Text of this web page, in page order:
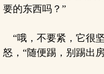
要的东西吗？”
“哦，不要紧，它很
怒，“随便踢，别踢出